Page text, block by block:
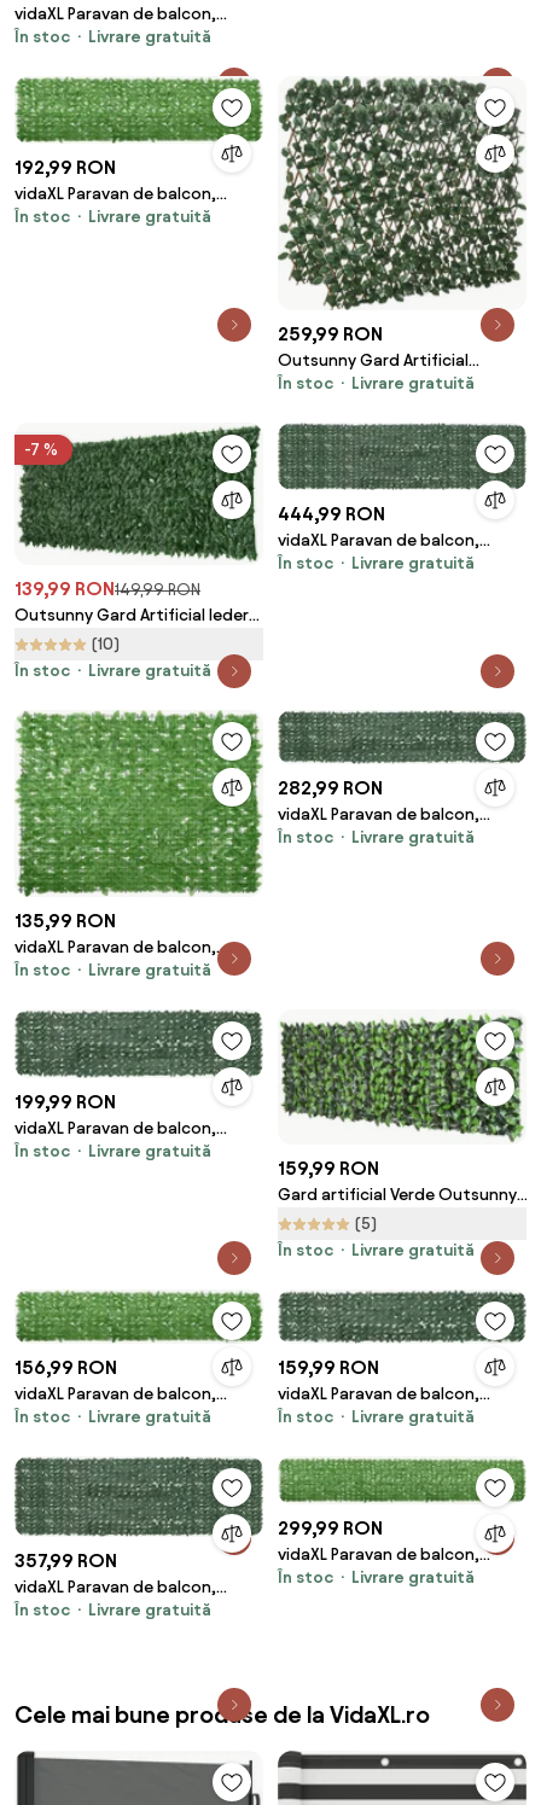
vidaXL Paravan de balcon,
frunze verzi, 200x100 cm
În stoc Livrare gratuită
192,99 RON
vidaXL Paravan de balcon,
frunze verzi, 400x100 cm
În stoc Livrare gratuită
259,99 RON
Outsunny Gard Artificial
Extensibil cu 2 Secțiuni din
Verde | Aosom Romania
În stoc Livrare gratuită
-7 %
139,99 RON149,99 RON
Outsunny Gard Artificial Iederă
PE Anti-UV pentru Intimitate și
Decor Verde Închis 300x100cm |
(10)
În stoc
Livrare gratuită
444,99 RON
vidaXL Paravan de balcon,
frunze verde închis, 600x150
În stoc Livrare gratuită
135,99 RON
vidaXL Paravan de balcon,
frunze verzi, 200x150 cm
În stoc Livrare gratuită
282,99 RON
vidaXL Paravan de balcon,
frunze verde închis, 500x100
În stoc Livrare gratuită
199,99 RON
vidaXL Paravan de balcon,
frunze verde închis, 400x100
În stoc Livrare gratuită
159,99 RON
Gard artificial Verde Outsunny,
1X3m, iedera artificiala, frunze
artificiale | Aosom RO
(5)
În stoc
Livrare gratuită
156,99 RON
vidaXL Paravan de balcon,
frunze verzi, 400x75 cm
În stoc Livrare gratuită
159,99 RON
vidaXL Paravan de balcon,
frunze verde închis, 400x75 cm
În stoc Livrare gratuită
357,99 RON
vidaXL Paravan de balcon,
frunze verde închis, 500x150
În stoc Livrare gratuită
299,99 RON
vidaXL Paravan de balcon,
frunze verzi, 600x100 cm
În stoc Livrare gratuită
Cele mai bune produse de la VidaXL.ro